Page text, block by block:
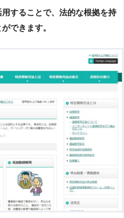
することで、法的な根拠を持
できます。